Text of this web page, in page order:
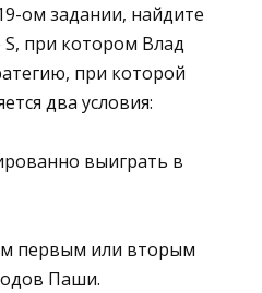
ом задании, найдите
при котором Влад
при которой
два условия:
выиграть в
первым или вторым
Паши.